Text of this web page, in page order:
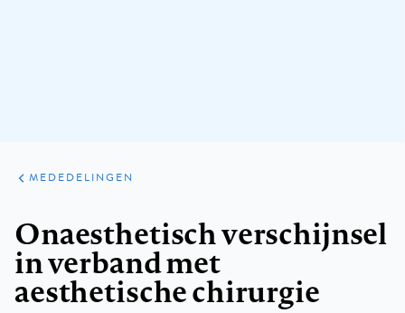
ARTIKELEN
VARIA
MEDEDELINGEN
Onaesthetisch verschijnsel
in verband met
aesthetische chirurgie